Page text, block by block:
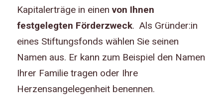
Kapitalerträge in einen von Ihnen
festgelegten Förderzweck. Als Gründer:in
eines Stiftungsfonds wählen Sie seinen
Namen aus. Er kann zum Beispiel den Namen
Ihrer Familie tragen oder Ihre
Herzensangelegenheit benennen.